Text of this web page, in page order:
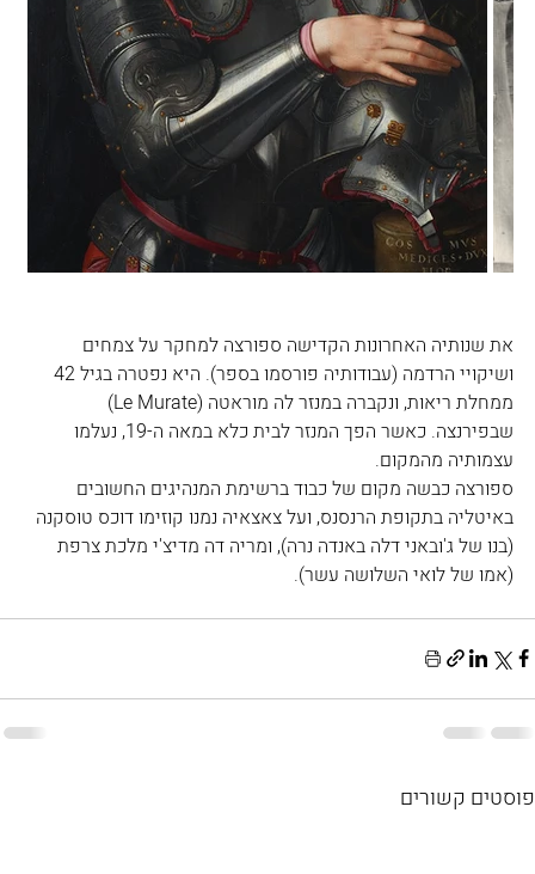
את שנותיה האחרונות הקדישה ספורצה למחקר על צמחים
ממחלת ריאות, ונקברה במנזר לה מוראטה (Le Murate)
שבפירנצה. כאשר הפך המנזר לבית כלא במאה ה-19, נעלמו
עצמותיה מהמקום.
ספורצה כבשה מקום של כבוד ברשימת המנהיגים החשובים
באיטליה בתקופת הרנסנס, ועל צאצאיה נמנו קוזימו דוכס טוסקנה
(בנו של ג'ובאני דלה באנדה נרה), ומריה דה מדיצ'י מלכת צרפת
(אמו של לואי השלושה עשר).
פוסטים קשורים